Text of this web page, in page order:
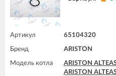
Артикул 65104320
Бренд ARISTON
Модель котла
ARISTON
ARISTON